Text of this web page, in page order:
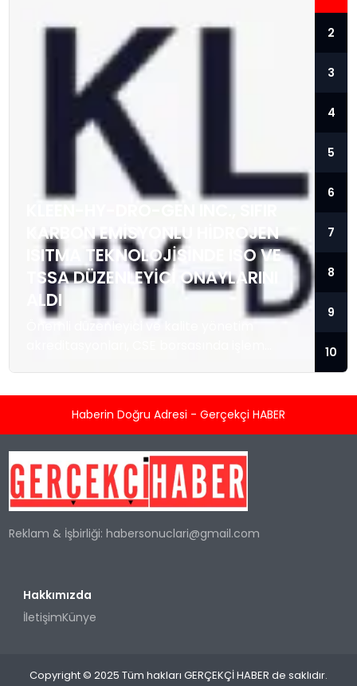
KARBON EMISYONLU HIDROJEN
ISITMA TEKNOLOJISINDE ISO VE
TSSA DÜZENLEYICI ONAYLARINI
ALDI
Sistemlerini üretmek ve satmak üzere
kurumsal sözleşmeler için konumlandırıyor.
TORONTO, KANADA / ACCESS Newswire / 5
Ağustos 2026 / Kleen-Hy-Dro-Gen Inc.
2
3
4
5
6
7
8
9
10
Haberin Doğru Adresi - Gerçekçi HABER
Reklam & İşbirliği:habersonuclari@gmail.com
Hakkımızda
İletişimKünye
Copyright © 2025 Tüm hakları GERÇEKÇİ HABER de saklıdır.